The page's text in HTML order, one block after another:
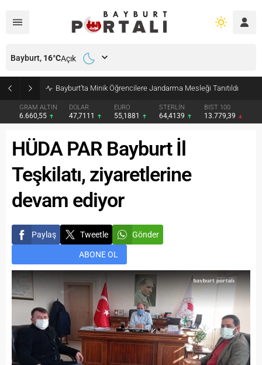
Bayburt’ta Minik Öğrencilere Jandarma Mesleği Tanıtıldı
GRAM ALTIN
6.660,55
DOLAR
47,7111
EURO
55,1881
STERLİN
64,4139
BIST 100
13.779,39
Bayburt, 16°CAçık
HÜDA PAR Bayburt İl
Teşkilatı, ziyaretlerine
devam ediyor
Paylaş Tweetle Gönder
ABONE OL